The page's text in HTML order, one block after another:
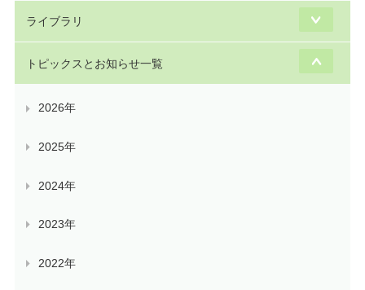
ライブラリ
トピックスとお知らせ一覧
2026年
2025年
2024年
2023年
2022年